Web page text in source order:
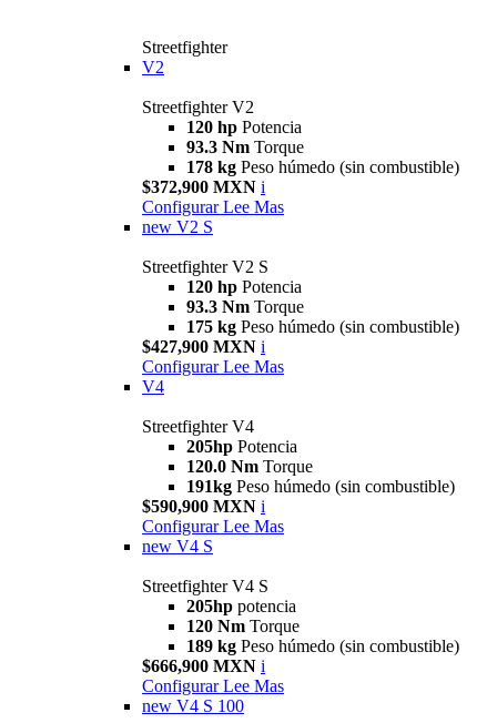
Streetfighter
V2
Streetfighter V2
120 hp Potencia
93.3 Nm Torque
178 kg Peso húmedo (sin combustible)
$372,900 MXN i
Configurar Lee Mas
new V2 S
Streetfighter V2 S
120 hp Potencia
93.3 Nm Torque
175 kg Peso húmedo (sin combustible)
$427,900 MXN i
Configurar Lee Mas
V4
Streetfighter V4
205hp Potencia
120.0 Nm Torque
191kg Peso húmedo (sin combustible)
$590,900 MXN i
Configurar Lee Mas
new V4 S
Streetfighter V4 S
205hp potencia
120 Nm Torque
189 kg Peso húmedo (sin combustible)
$666,900 MXN i
Configurar Lee Mas
new V4 S 100